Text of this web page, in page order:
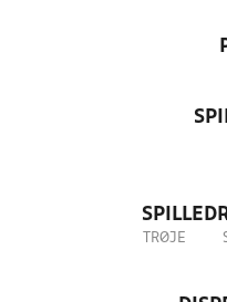
TRØJE